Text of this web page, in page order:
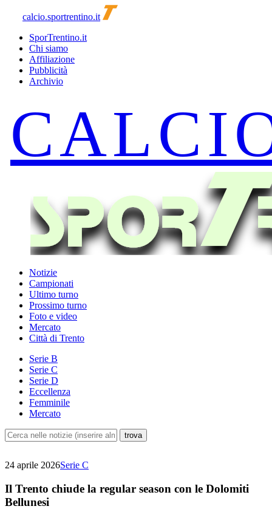
calcio.sportrentino.it
SporTrentino.it
Chi siamo
Affiliazione
Pubblicità
Archivio
Notizie
Campionati
Ultimo turno
Prossimo turno
Foto e video
Mercato
Città di Trento
Serie B
Serie C
Serie D
Eccellenza
Femminile
Mercato
24 aprile 2026Serie C
Il Trento chiude la regular season con le Dolomiti
Bellunesi